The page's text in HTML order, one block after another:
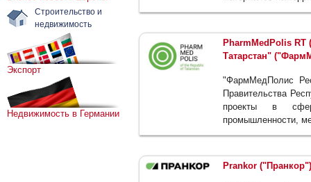
Строительство и
недвижимость
Экспорт
Недвижимость в Германии
PharmMedPolis
Татарстан"
"ФармМедПолис
Правительства
проекты в
промышленности,
Prankor ("Пранкор")